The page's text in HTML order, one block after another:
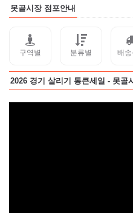
못골시장 점포안내
구역별 분류별 배송
2026 경기 살리기 통큰세일 - 못골